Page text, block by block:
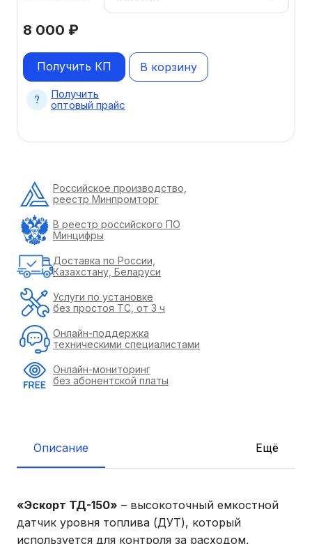
8 000 ₽
В корзину
Получить КП
Получить
оптовый прайс
Описание Ещё
«Эскорт ТД-150» – высокоточный емкостной
датчик уровня топлива (ДУТ), который
используется для контроля за расходом,
Российское производство,
реестр Минпромторг
В реестр российского ПО
Минцифры
Доставка по России,
Казахстану, Беларуси
Услуги по установке
без простоя ТС, от 3 ч
Онлайн-поддержка
техническими специалистами
Онлайн-мониторинг
без абонентской платы